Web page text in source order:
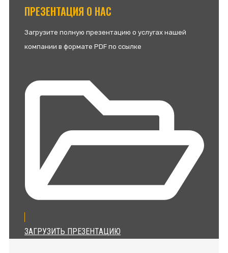
ПРЕЗЕНТАЦИЯ О НАС
Загрузите полную презентацию о услугах нашей
компании в формате PDF по ссылке
ЗАГРУЗИТЬ ПРЕЗЕНТАЦИЮ